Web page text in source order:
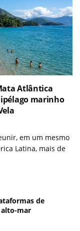
Atlântica
marinho
em um mesmo
Latina, mais de
de
mar